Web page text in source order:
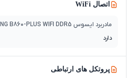
اتصال WiFi
مادربرد ایسوس TUF GAMING B860-PLUS WIFI DDR5
دارد
پروتکل های ارتباطی